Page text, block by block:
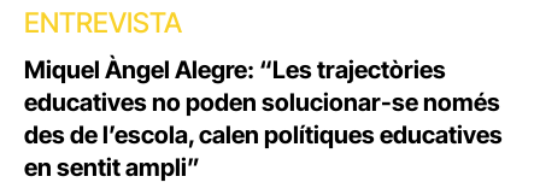
ENTREVISTA
Miquel Àngel Alegre: “Les trajectòries
educatives no poden solucionar-se només
des de l’escola, calen polítiques educatives
en sentit ampli”